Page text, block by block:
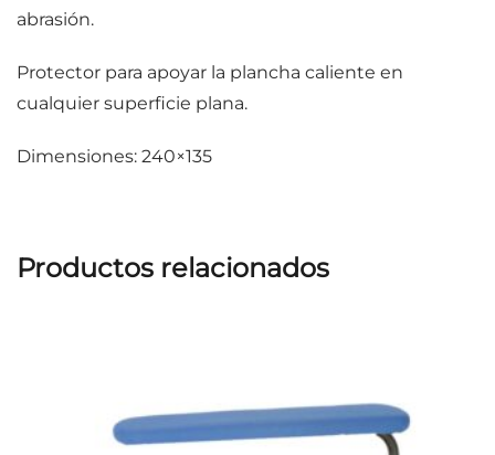
abrasión.
Protector para apoyar la plancha caliente en
cualquier superficie plana.
Dimensiones: 240×135
Productos relacionados